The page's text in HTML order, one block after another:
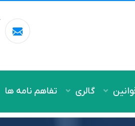
گالری تفاهم نامه ها